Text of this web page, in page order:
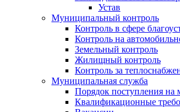
Устав
Муниципальный контроль
Контроль в сфере
Контроль на
Земельный контроль
Жилищный контроль
Контроль за
Муниципальная служба
Порядок поступления
Квалификационные